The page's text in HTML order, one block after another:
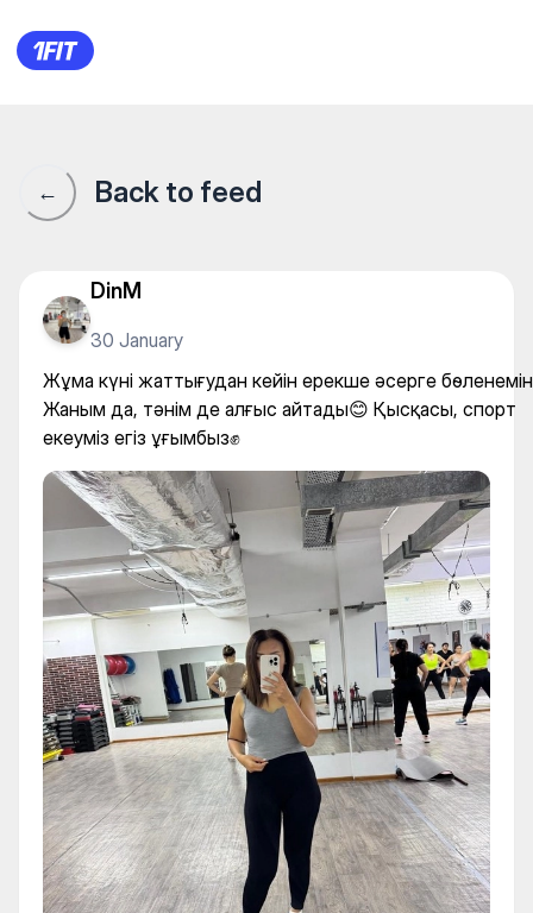
Жұма күні жаттығудан
← Back to feed
DinM
30 January
Жұма күні жаттығудан кейін ерекше әсерге
Жаным да, тәнім де алғыс айтады😊 Қысқасы, спорт
екеуміз егіз ұғымбыз✊